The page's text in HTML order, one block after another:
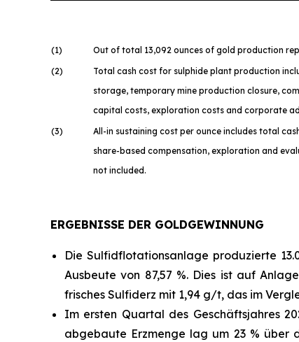
(1)
Out of total 13,092 ounces of gold production
(2)
Total cash cost for sulphide plant production
storage, temporary mine production closure,
capital costs, exploration costs and corporate
(3)
All-in sustaining cost per ounce includes total
share-based compensation, exploration and
not included.
ERGEBNISSE DER GOLDGEWINNUNG
Die Sulfidflotationsanlage produzierte
Ausbeute von 87,57 %. Dies ist auf
frisches Sulfiderz mit 1,94 g/t, das im
Im ersten Quartal des Geschäftsjahres
abgebaute Erzmenge lag um 23 % über